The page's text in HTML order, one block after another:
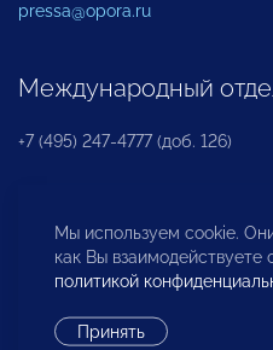
pressa@opora.ru
Международный
+7 (495) 247-4777 (доб. 126)
Бюро по защите
инвесторов
Мы используем cookie.
как Вы взаимодействуете
политикой
Принять